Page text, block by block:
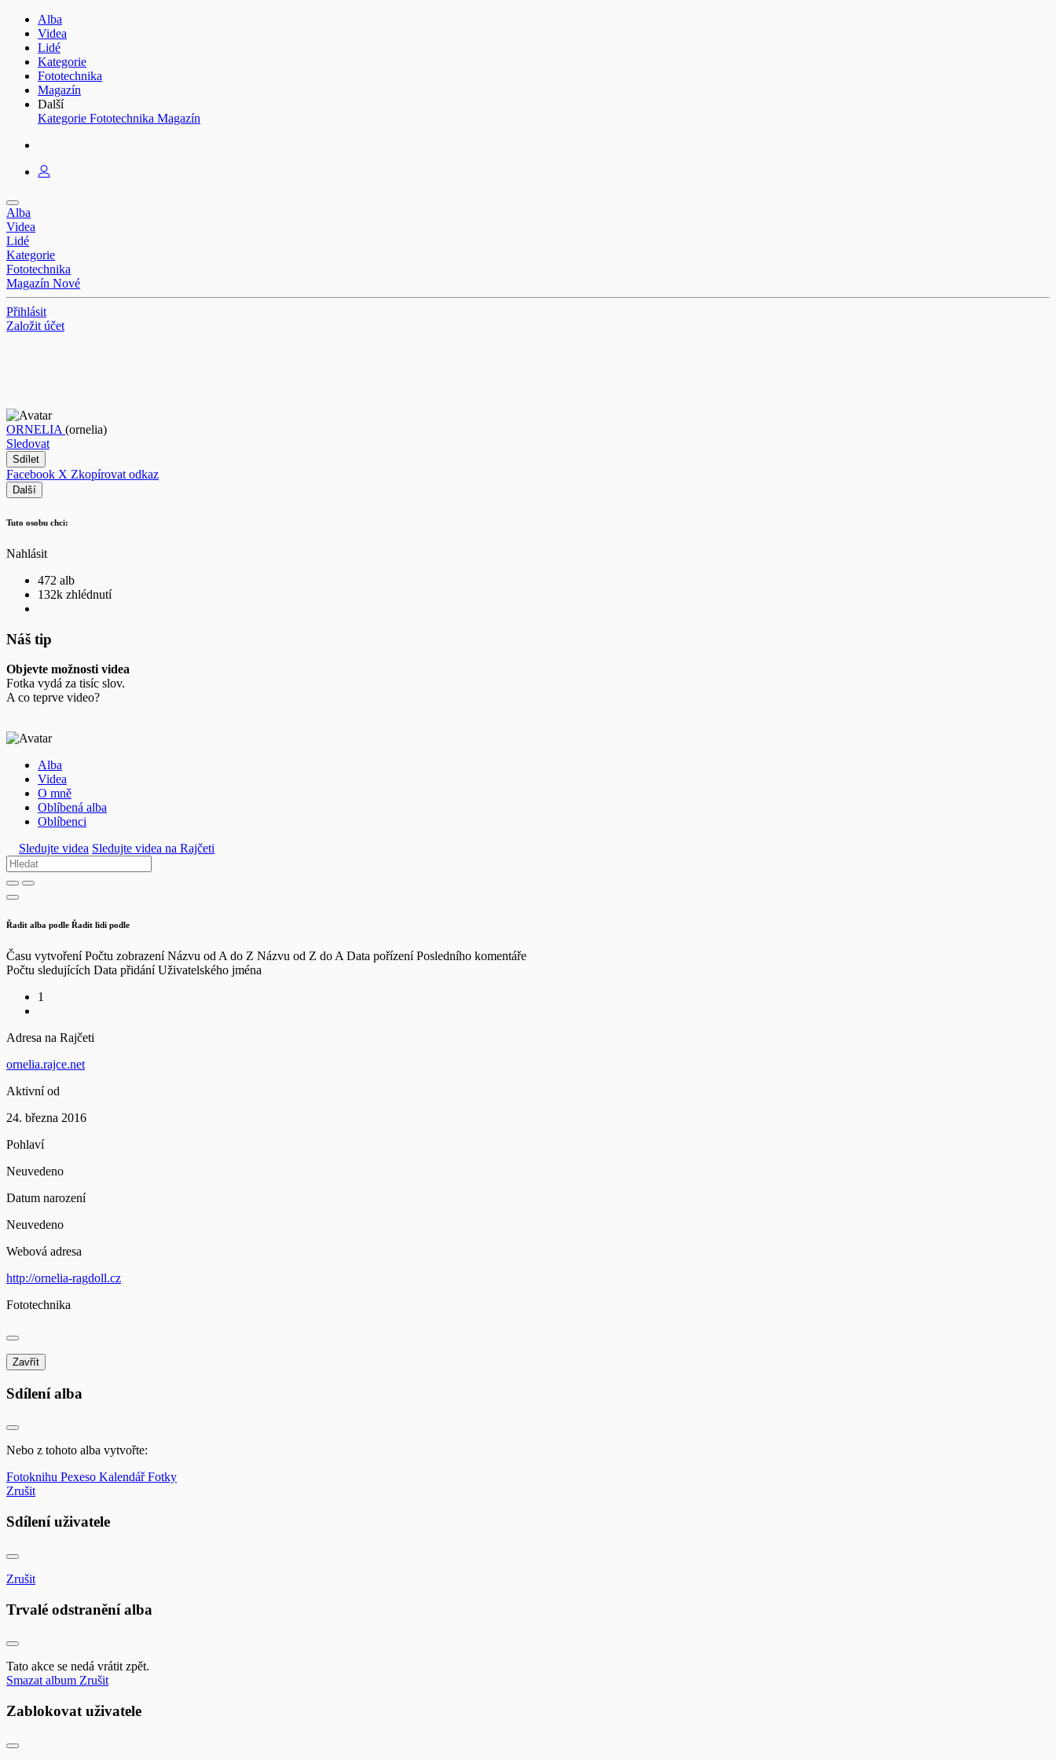
Alba
Videa
Lidé
Kategorie
Fototechnika
Magazín
Další
Kategorie Fototechnika Magazín
Alba
Videa
Lidé
Kategorie
Fototechnika
Magazín Nové
Přihlásit
Založit účet
ORNELIA (ornelia)
Sledovat
Sdílet
Facebook X Zkopírovat odkaz
Další
Tuto osobu chci:
Nahlásit
472 alb
132k zhlédnutí
Náš tip
Objevte možnosti videa
Fotka vydá za tisíc slov.
A co teprve video?
Alba
Videa
O mně
Oblíbená alba
Oblíbenci
Sledujte videa Sledujte videa na Rajčeti
Řadit alba podle Řadit lidi podle
Času vytvoření Počtu zobrazení Názvu od A do Z Názvu od Z do A Data pořízení Posledního komentáře
Počtu sledujících Data přidání Uživatelského jména
1
Adresa na Rajčeti
ornelia.rajce.net
Aktivní od
24. března 2016
Pohlaví
Neuvedeno
Datum narození
Neuvedeno
Webová adresa
http://ornelia-ragdoll.cz
Fototechnika
Zavřít
Sdílení alba
Nebo z tohoto alba vytvořte:
Fotoknihu Pexeso KalendářFotky
Zrušit
Sdílení uživatele
Zrušit
Trvalé odstranění alba
Tato akce se nedá vrátit zpět.
Smazat album Zrušit
Zablokovat uživatele